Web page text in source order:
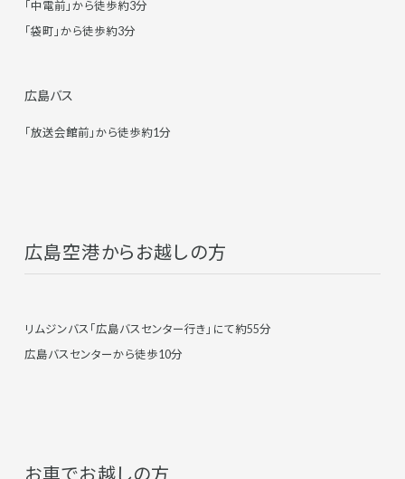
「中電前」から徒歩約3分
「袋町」から徒歩約3分
広島バス
「放送会館前」から徒歩約1分
広島空港からお越しの方
リムジンバス「広島バスセンター行き」にて約55分
広島バスセンターから徒歩10分
お車でお越しの方